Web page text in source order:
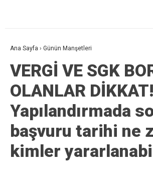
Ana Sayfa › Günün Manşetleri
VERGİ VE SGK
OLANLAR DİKKAT!
Yapılandırmada
başvuru tarihi ne
kimler